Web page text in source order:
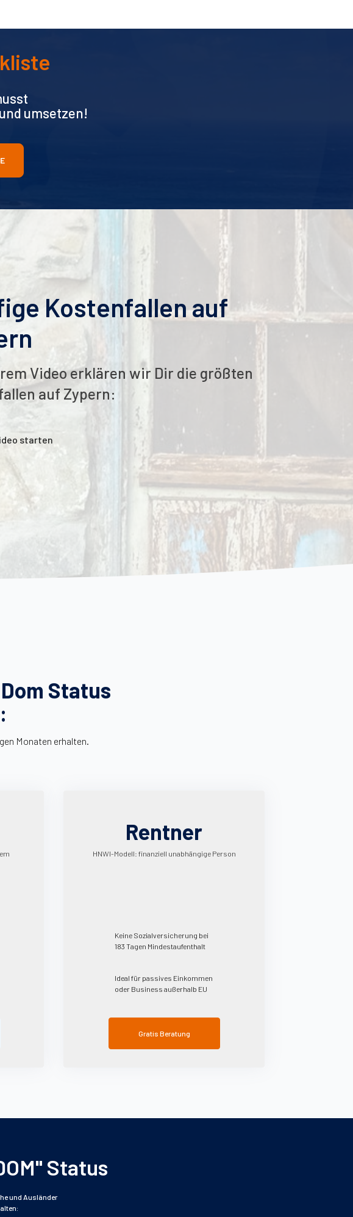
umsetzen!
Kostenfallen auf
Video erklären wir Dir die größten
auf Zypern:
starten
Status
Monaten erhalten.
Rentner
HNWI-Modell: finanziell unabhängige Person
Keine Sozialversicherung bei
183 Tagen Mindestaufenthalt
Ideal für passives Einkommen
oder Business außerhalb EU
Gratis Beratung
Status
und Ausländer